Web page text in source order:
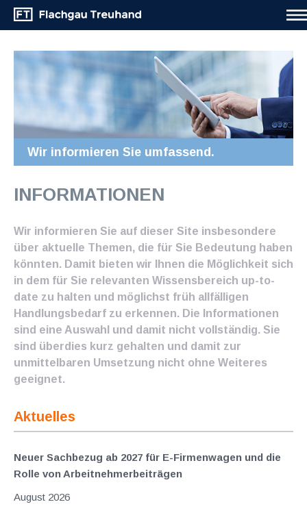
Wir informieren Sie umfassend.
INFORMATIONEN
Wir informieren Sie auf dieser Site insbesondere
über aktuelle Themen, die für Sie Bedeutung haben
könnten. Damit bieten wir Ihnen die Möglichkeit sich
in dem für Sie relevanten Wissensbereich up-to-
date zu halten und möglichst früh allfälligen
Handlungsbedarf zu erkennen. Die Informationen
sind eine Auswahl und damit nicht vollständig. Sie
sind überdies kurz gehalten und damit zur
unmittelbaren Umsetzung nicht ohne Weiteres
geeignet.
Aktuelles
Neuer Sachbezug ab 2027 für E-Firmenwagen und die
Rolle von Arbeitnehmer​­beiträgen
August 2026